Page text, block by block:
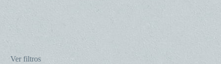
Ver filtros